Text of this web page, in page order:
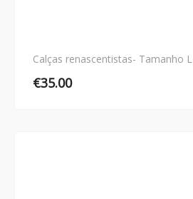
Calças renascentistas- Tamanho L
€35.00